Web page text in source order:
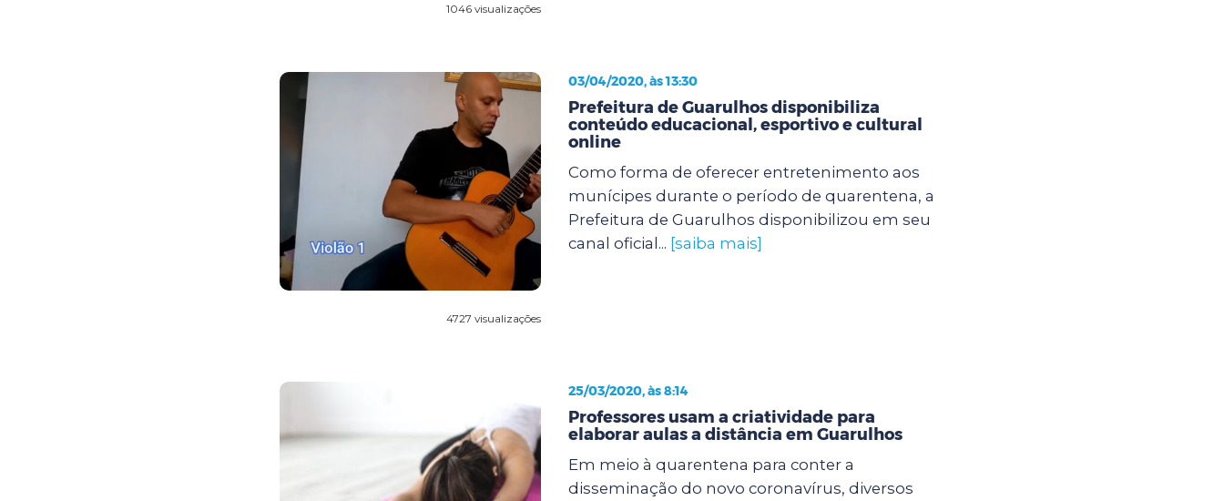
1046 visualizações
4727 visualizações
03/04/2020, às 13:30
Prefeitura de Guarulhos disponibiliza
conteúdo educacional, esportivo e cultural
online
Como forma de oferecer entretenimento aos
munícipes durante o período de quarentena, a
Prefeitura de Guarulhos disponibilizou em seu
canal oficial... [saiba mais]
25/03/2020, às 8:14
Professores usam a criatividade para
elaborar aulas a distância em Guarulhos
Em meio à quarentena para conter a
disseminação do novo coronavírus, diversos